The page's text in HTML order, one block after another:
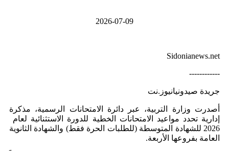
2026-07-09
Sidonianews.net
------------
جريدة صيدونيانيوز.نت
أصدرت وزارة التربية، عبر دائرة الامتحانات الرسمية، مذكرة
2026​ للشهادة المتوسطة (للطلبات الحرة فقط) والشهادة الثانوية
العامة بفروعها الأربعة.